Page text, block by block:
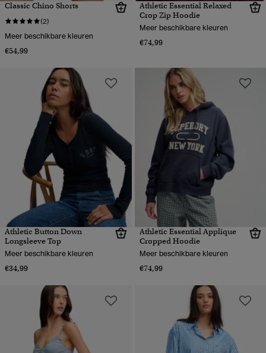
Classic Chino Shorts
(2)
Meer beschikbare kleuren
€54,99
Athletic Essential Relaxed
Crop Zip Hoodie
Meer beschikbare kleuren
€74,99
Athletic Button Down
Longsleeve Top
Meer beschikbare kleuren
€34,99
Athletic Essential Applique
Cropped Hoodie
Meer beschikbare kleuren
€74,99